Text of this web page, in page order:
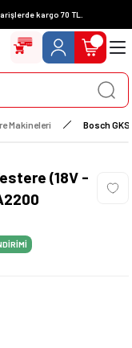
kargo 70 TL.
Makineleri Bosch
(18V -